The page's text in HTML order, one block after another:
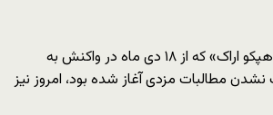
اعتراض جمعی کارگران «هپکو اراک» که از ۱۸ دی ماه در واکنش به
مطالبات مزدی آغاز شده بود، امروز نیز